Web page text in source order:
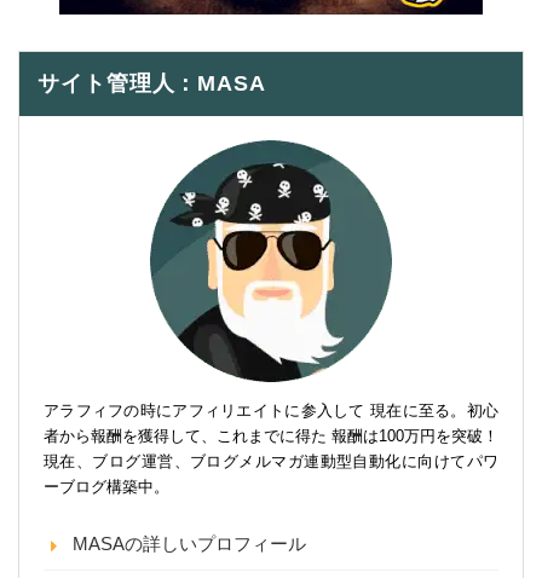
サイト管理人：MASA
アラフィフの時にアフィリエイトに参入して 現在に至る。初心
者から報酬を獲得して、これまでに得た 報酬は100万円を突破！
現在、ブログ運営、ブログメルマガ連動型自動化に向けてパワ
ーブログ構築中。
MASAの詳しいプロフィール